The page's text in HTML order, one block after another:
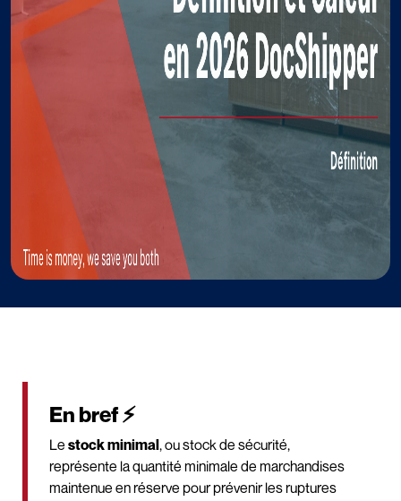
En bref ⚡
Le stock minimal, ou stock de sécurité,
représente la quantité minimale de marchandises
maintenue en réserve pour prévenir les ruptures